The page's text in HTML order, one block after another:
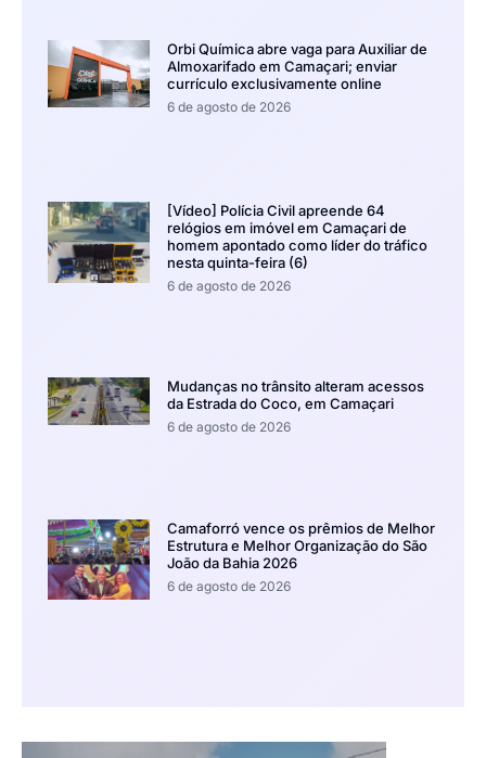
Orbi Química abre vaga para Auxiliar de
Almoxarifado em Camaçari; enviar
currículo exclusivamente online
6 de agosto de 2026
[Vídeo] Polícia Civil apreende 64
relógios em imóvel em Camaçari de
homem apontado como líder do tráfico
nesta quinta-feira (6)
6 de agosto de 2026
Mudanças no trânsito alteram acessos
da Estrada do Coco, em Camaçari
6 de agosto de 2026
Camaforró vence os prêmios de Melhor
Estrutura e Melhor Organização do São
João da Bahia 2026
6 de agosto de 2026